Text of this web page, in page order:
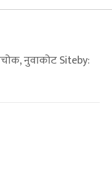
नुवाकोट Siteby: